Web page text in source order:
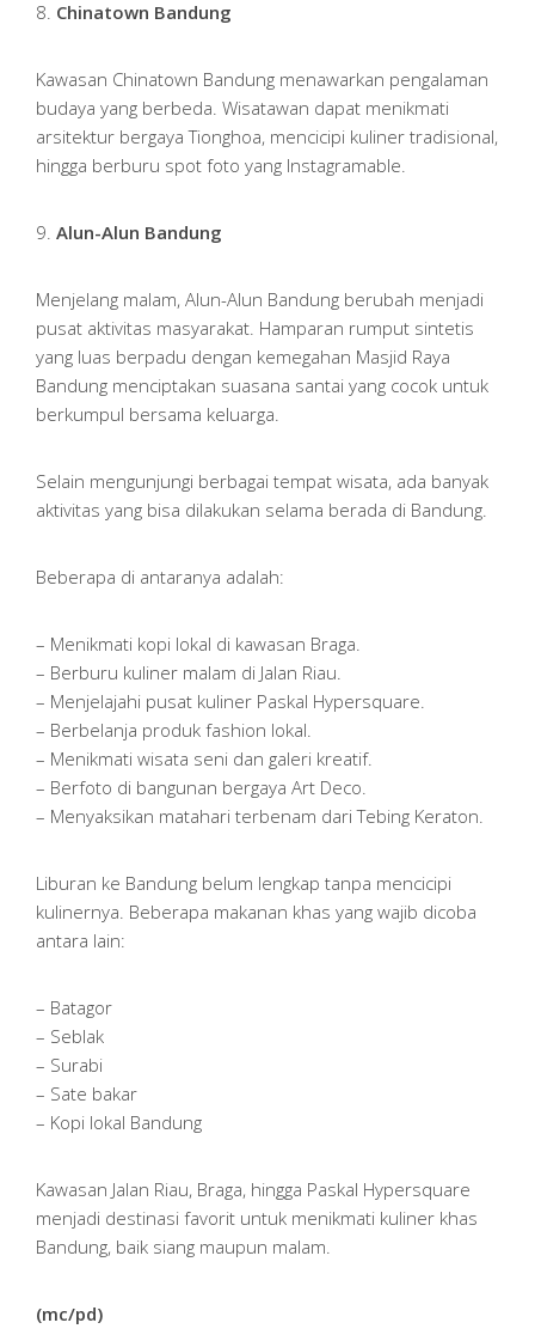
8. Chinatown Bandung
Kawasan Chinatown Bandung menawarkan pengalaman
budaya yang berbeda. Wisatawan dapat menikmati
arsitektur bergaya Tionghoa, mencicipi kuliner tradisional,
hingga berburu spot foto yang Instagramable.
9. Alun-Alun Bandung
Menjelang malam, Alun-Alun Bandung berubah menjadi
pusat aktivitas masyarakat. Hamparan rumput sintetis
yang luas berpadu dengan kemegahan Masjid Raya
Bandung menciptakan suasana santai yang cocok untuk
berkumpul bersama keluarga.
Selain mengunjungi berbagai tempat wisata, ada banyak
aktivitas yang bisa dilakukan selama berada di Bandung.
Beberapa di antaranya adalah:
– Menikmati kopi lokal di kawasan Braga.
– Berburu kuliner malam di Jalan Riau.
– Menjelajahi pusat kuliner Paskal Hypersquare.
– Berbelanja produk fashion lokal.
– Menikmati wisata seni dan galeri kreatif.
– Berfoto di bangunan bergaya Art Deco.
– Menyaksikan matahari terbenam dari Tebing Keraton.
Liburan ke Bandung belum lengkap tanpa mencicipi
kulinernya. Beberapa makanan khas yang wajib dicoba
antara lain:
– Batagor
– Seblak
– Surabi
– Sate bakar
– Kopi lokal Bandung
Kawasan Jalan Riau, Braga, hingga Paskal Hypersquare
menjadi destinasi favorit untuk menikmati kuliner khas
Bandung, baik siang maupun malam.
(mc/pd)